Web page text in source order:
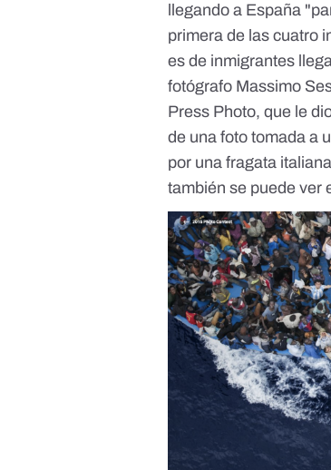
llegando a España
primera de las cuatro
es de inmigrantes
fotógrafo Massimo
Press Photo, que le
de una foto tomada a
por una fragata
también se puede ver